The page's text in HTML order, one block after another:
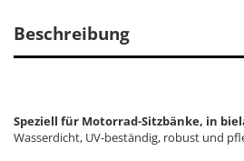
Beschreibung
Speziell für Motorrad-Sitzbänke, in
Wasserdicht, UV-beständig, robust und